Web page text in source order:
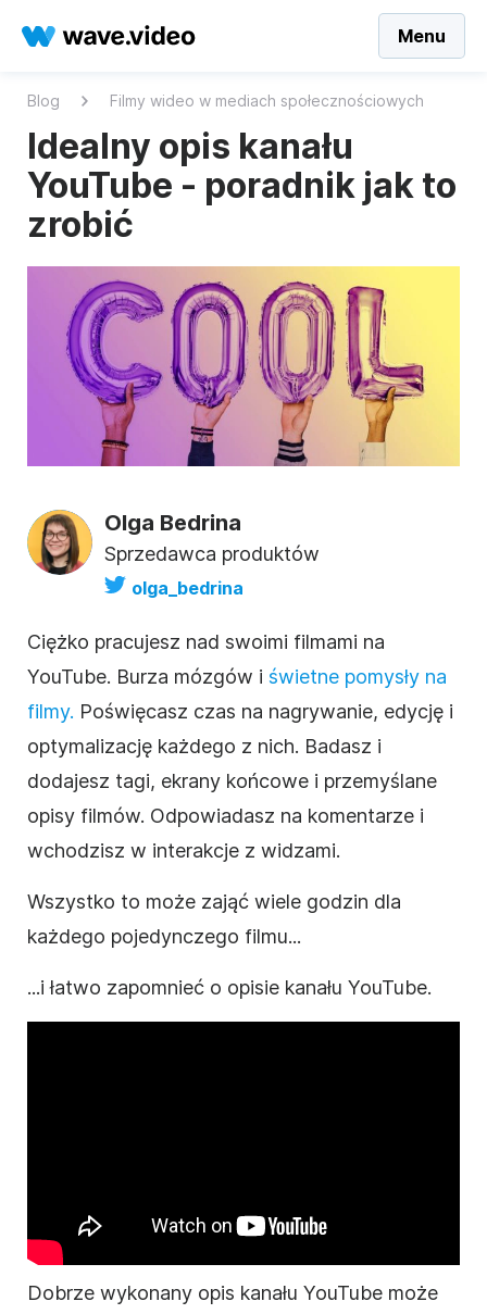
Menu
Blog Filmy wideo w mediach społecznościowych
Idealny opis kanału
YouTube - poradnik jak to
zrobić
Olga Bedrina
Sprzedawca produktów
olga_bedrina
Ciężko pracujesz nad swoimi filmami na
YouTube. Burza mózgów i świetne pomysły na
filmy. Poświęcasz czas na nagrywanie, edycję i
optymalizację każdego z nich. Badasz i
dodajesz tagi, ekrany końcowe i przemyślane
opisy filmów. Odpowiadasz na komentarze i
wchodzisz w interakcje z widzami.
Wszystko to może zająć wiele godzin dla
każdego pojedynczego filmu...
...i łatwo zapomnieć o opisie kanału YouTube.
Dobrze wykonany opis kanału YouTube może